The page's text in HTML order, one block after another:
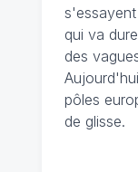
qui va
des
pôles
de glisse.